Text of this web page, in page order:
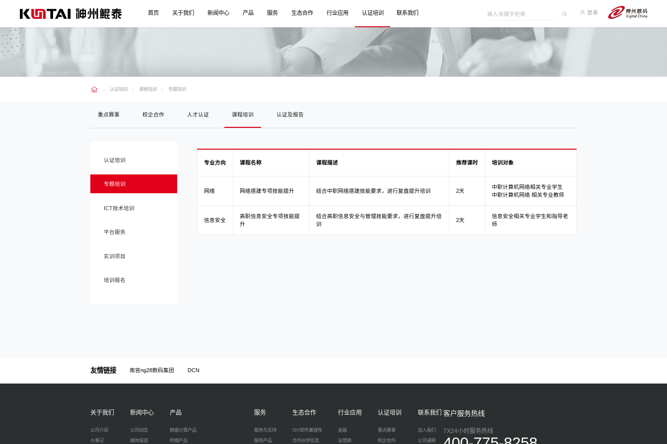
首页 关于我们 新闻中心 产品 服务 生态合作 行业应用 认证培训 联系我们 登录
认证培训 课程培训 专题培训
重点赛事 校企合作 人才认证 课程培训 认证及报告
认证培训
专题培训
ICT技术培训
平台服务
实训项目
培训报名
专业方向 课程名称 课程描述 推荐课时 培训对象
网络 网络搭建专项技能提升 结合中职网络搭建技能要求，进行复盘提升培训 2天
中职计算机网络相关专业学生
中职计算机网络 相关专业教师
信息安全
高职信息安全专项技能提
升
结合高职信息安全与管理技能要求，进行复盘提升培
训
2天
信息安全相关专业学生和指导老
师
友情链接 南宫ng28数码集团 DCN
关于我们
公司介绍
大事记
新闻中心
公司动态
媒体报道
产品
数据计算产品
终端产品
服务
服务与支持
服务产品
生态合作
ISV软件兼容性
合作伙伴信息
行业应用
金融
运营商
认证培训
重点赛事
校企合作
联系我们
加入我们
公司通联
客户服务热线
7X24小时服务热线